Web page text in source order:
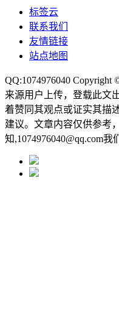
标签云
联系我们
友情链接
站点地图
QQ:1074976040 Copyright
来源用户上传，登载此文
着赞同其观点或证实其描
建议。文章内容仅供参考
知,1074976040@qq.com我